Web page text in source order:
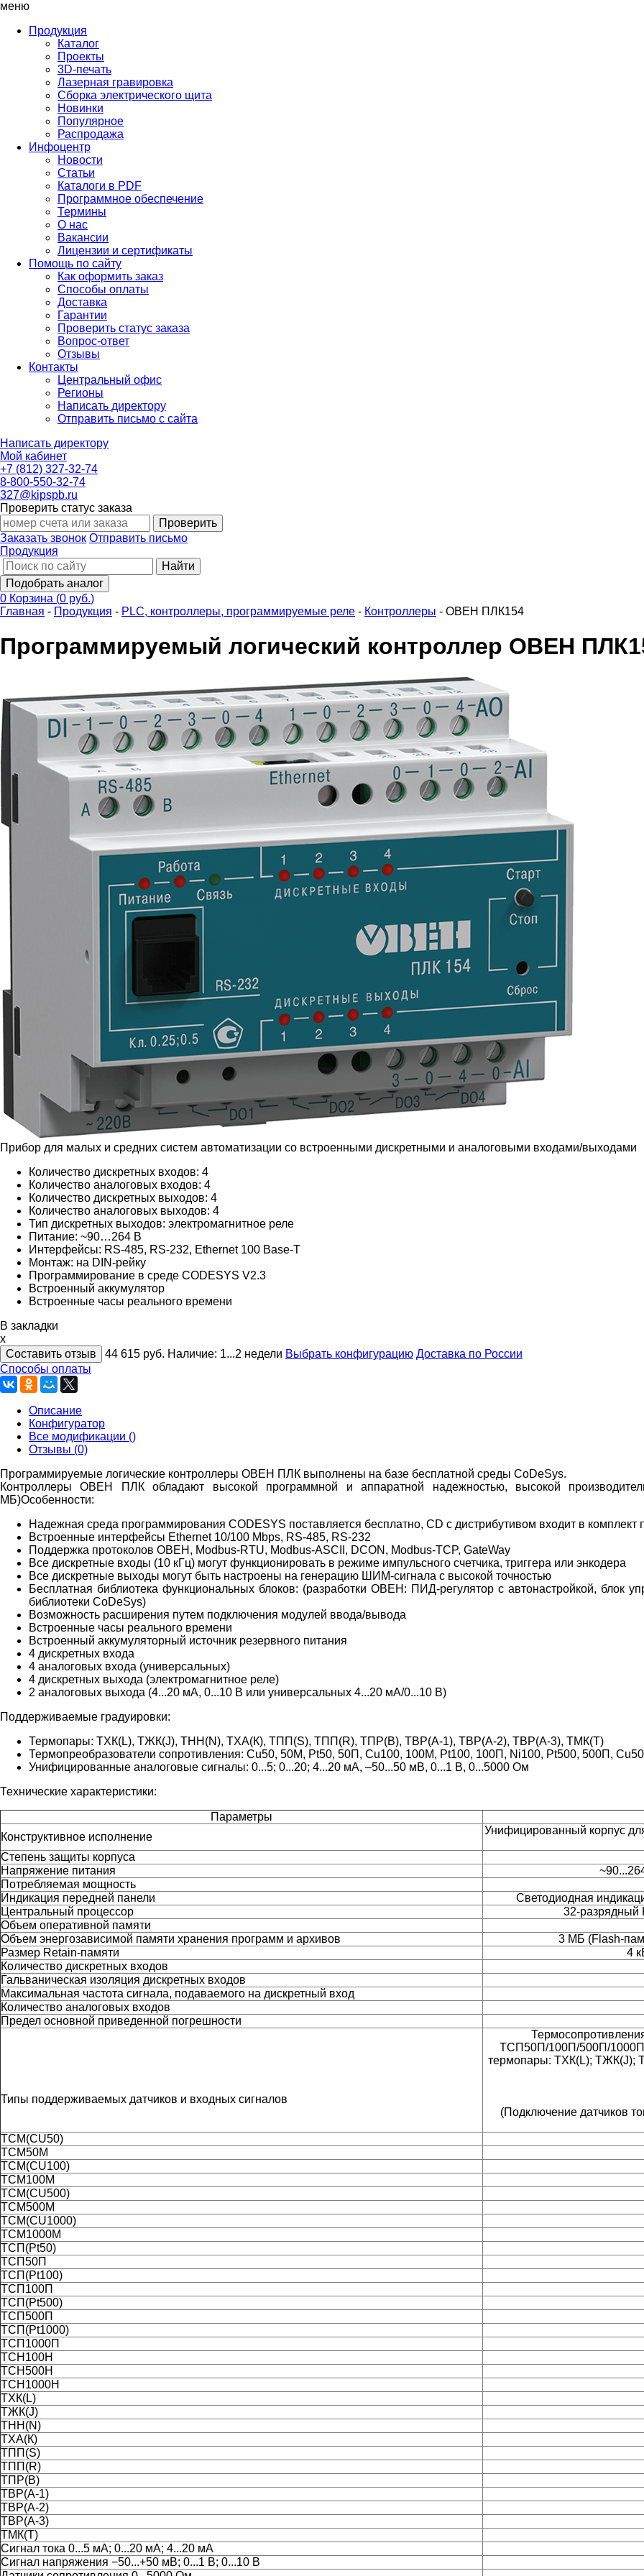
меню
Продукция
Каталог
Проекты
3D-печать
Лазерная гравировка
Сборка электрического щита
Новинки
Популярное
Распродажа
Инфоцентр
Новости
Статьи
Каталоги в PDF
Программное обеспечение
Термины
О нас
Вакансии
Лицензии и сертификаты
Помощь по сайту
Как оформить заказ
Способы оплаты
Доставка
Гарантии
Проверить статус заказа
Вопрос-ответ
Отзывы
Контакты
Центральный офис
Регионы
Написать директору
Отправить письмо с сайта
Написать директору
Мой кабинет
+7 (812) 327-32-74
8-800-550-32-74
327@kipspb.ru
Проверить статус заказа
Проверить
Заказать звонок Отправить письмо
Продукция
Найти
Подобрать аналог
0 Корзина (0 руб.)
Главная - Продукция - PLС, контроллеры, программируемые реле - Контроллеры - ОВЕН ПЛК154
Программируемый логический контроллер ОВЕН
Прибор для малых и средних систем автоматизации со встроенными дискретными и аналоговыми входами/выходами
Количество дискретных входов: 4
Количество аналоговых входов: 4
Количество дискретных выходов: 4
Количество аналоговых выходов: 4
Тип дискретных выходов: электромагнитное реле
Питание: ~90…264 В
Интерфейсы: RS-485, RS-232, Ethernet 100 Base-T
Монтаж: на DIN-рейку
Программирование в среде CODESYS V2.3
Встроенный аккумулятор
Встроенные часы реального времени
В закладки
x
Составить отзыв
44 615 руб. Наличие: 1...2 недели Выбрать конфигурацию Доставка по России
Способы оплаты
Описание
Конфигуратор
Все модификации ()
Отзывы (0)
Программируемые логические контроллеры ОВЕН ПЛК выполнены на базе бесплатной среды CoDeSys.
Контроллеры ОВЕН ПЛК обладают высокой программной и аппаратной надежностью, высокой
МБ)Особенности:
Надежная среда программирования CODESYS поставляется бесплатно, CD с дистрибутивом входит в комплект
Встроенные интерфейсы Ethernet 10/100 Мbps, RS-485, RS-232
Поддержка протоколов ОВЕН, Modbus-RTU, Modbus-ASCII, DCON, Modbus-TCP, GateWay
Все дискретные входы (10 кГц) могут функционировать в режиме импульсного счетчика, триггера или энкодера
Все дискретные выходы могут быть настроены на генерацию ШИМ-сигнала с высокой точностью
Бесплатная библиотека функциональных блоков: (разработки ОВЕН: ПИД-регулятор с автонастройкой, блок
библиотеки CoDeSys)
Возможность расширения путем подключения модулей ввода/вывода
Встроенные часы реального времени
Встроенный аккумуляторный источник резервного питания
4 дискретных входа
4 аналоговых входа (универсальных)
4 дискретных выхода (электромагнитное реле)
2 аналоговых выхода (4...20 мА, 0...10 В или универсальных 4...20 мА/0...10 В)
Поддерживаемые градуировки:
Термопары: ТХК(L), ТЖК(J), ТНН(N), ТХА(К), ТПП(S), ТПП(R), TПР(В), ТВР(А-1), ТВР(А-2), ТВР(А-3), ТМК(Т)
Термопреобразователи сопротивления: Cu50, 50M, Pt50, 50П, Cu100, 100М, Pt100, 100П, Ni100, Pt500, 500П,
Унифицированные аналоговые сигналы: 0...5; 0...20; 4...20 мА, –50...50 мВ, 0...1 В, 0...5000 Ом
Технические характеристики:
Параметры
Конструктивное исполнение
Унифицированный корпус
Степень защиты корпуса
Напряжение питания
Потребляемая мощность
Индикация передней панели
Светодиодная
Центральный процессор
32-разрядный
Объем оперативной памяти
Объем энергозависимой памяти хранения программ и архивов
3 МБ (Flash-
Размер Retain-памяти
4
Количество дискретных входов
Гальваническая изоляция дискретных входов
Максимальная частота сигнала, подаваемого на дискретный вход
Количество аналоговых входов
Предел основной приведенной погрешности
Типы поддерживаемых датчиков и входных сигналов
ТСП50П/100П/500П/
термопары: ТХК(L); ТЖК(J);
(Подключение датчиков
ТСМ(CU50)
ТСМ50М
ТСМ(CU100)
ТСМ100М
ТСМ(CU500)
ТСМ500М
ТСМ(CU1000)
ТСМ1000М
ТСП(Pt50)
ТСП50П
ТСП(Pt100)
ТСП100П
ТСП(Pt500)
ТСП500П
ТСП(Pt1000)
ТСП1000П
ТСН100Н
ТСН500Н
ТСН1000Н
ТХК(L)
ТЖК(J)
ТНН(N)
ТХА(К)
ТПП(S)
ТПП(R)
ТПР(В)
ТВР(А-1)
ТВР(А-2)
ТВР(А-3)
ТМК(Т)
Сигнал тока 0...5 мА; 0...20 мА; 4...20 мА
Сигнал напряжения −50...+50 мВ; 0...1 В; 0...10 В